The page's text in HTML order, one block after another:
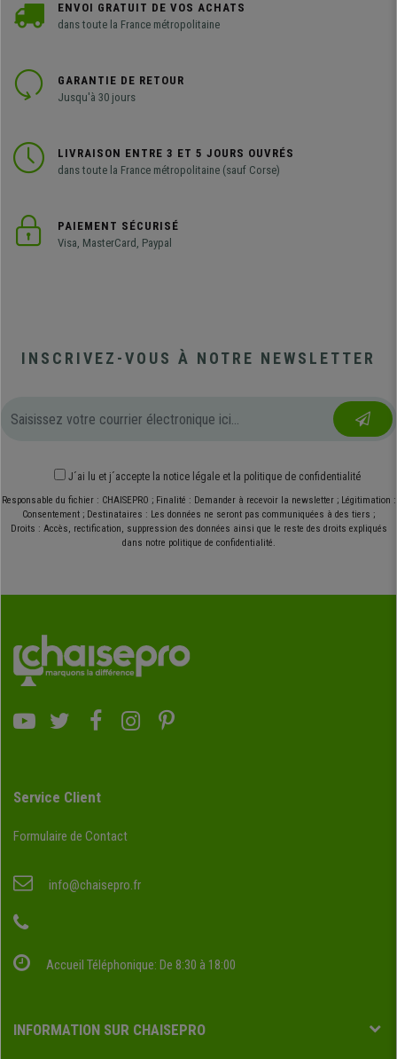
ENVOI GRATUIT DE VOS ACHATS
dans toute la France métropolitaine
GARANTIE DE RETOUR
Jusqu'à 30 jours
LIVRAISON ENTRE 3 ET 5 JOURS OUVRÉS
dans toute la France métropolitaine (sauf Corse)
PAIEMENT SÉCURISÉ
Visa, MasterCard, Paypal
INSCRIVEZ-VOUS À NOTRE NEWSLETTER
J´ai lu et j´accepte la notice légale et la politique de confidentialité
Responsable du fichier : CHAISEPRO ; Finalité : Demander à recevoir la newsletter ; Légitimation :
Consentement ; Destinataires : Les données ne seront pas communiquées à des tiers ;
Droits : Accès, rectification, suppression des données ainsi que le reste des droits expliqués
dans notre politique de confidentialité.
Service Client
Formulaire de Contact
info@chaisepro.fr
Accueil Téléphonique: De 8:30 à 18:00
INFORMATION SUR CHAISEPRO